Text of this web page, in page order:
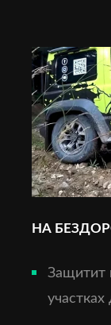
НА
Защитит
участках